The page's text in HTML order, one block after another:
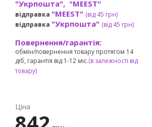
"Укрпошта", "MEEST"
відправка "MEEST" (від 45 грн)
відправка "Укрпошта" (від 45 грн)
Повернення/гарантія:
обмін/повернення товару протягом 14
діб, гарантія від 1-12 міс.(в залежності від
товару)
Ціна